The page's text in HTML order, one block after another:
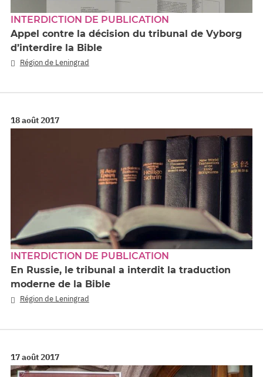
INTERDICTION DE PUBLICATION
Appel contre la décision du tribunal de Vyborg
d’interdire la Bible
Région de Leningrad
18 août 2017
INTERDICTION DE PUBLICATION
En Russie, le tribunal a interdit la traduction
moderne de la Bible
Région de Leningrad
17 août 2017